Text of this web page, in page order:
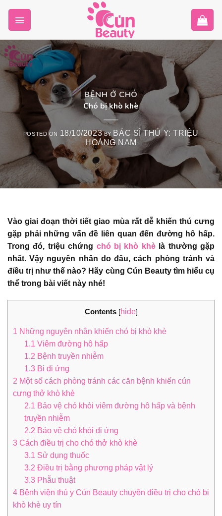
content
BỆNH Ở CHÓ
Chó bị khò khè
POSTED ON 18/10/2023 BY BÁC SĨ THÚ Y: TRIỆU
HOÀNG NAM
Vào giai đoạn thời tiết giao mùa rất dễ khiến thú cưng
gặp phải những vấn đề liên quan đến đường hô hấp.
Trong đó, triệu chứng chó bị khò khè là thường gặp
nhất. Vậy nguyên nhân do đâu, cách phòng tránh và
điều trị như thế nào? Hãy cùng Cún Beauty tìm hiểu cụ
thể trong bài viết này nhé!
Contents [hide]
1 Những nguyên nhân khiến chó bị khò khè
1.1 Viêm đường hô hấp
1.2 Bệnh truyền nhiễm
1.3Bị dị ứng
2 Một số cách phòng tránh các căn bệnh khiến cún
cưng thở khò khè
2.1 Bảo vệ chó khỏi viêm đường hô hấp và bệnh
truyền nhiễm
2.2 Bảo vệ chó khỏi dị ứng
3 Cách điều trị cho chó thở khò khè
3.1 Sử dụng thuốc
3.2 Điều trị bằng phương pháp vật lý
3.3Phẫu thuật
4 Bệnh viện thú y Cún Beauty chuyên điều trị cho chó bị
khò khè uy tín